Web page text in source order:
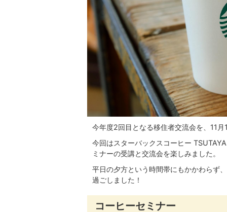
今年度2回目となる移住者交流会を、11
今回はスターバックスコーヒー
ミナーの受講と交流会を楽しみました。
平日の夕方という時間帯にもかかわらず
過ごしました！
コーヒーセミナー